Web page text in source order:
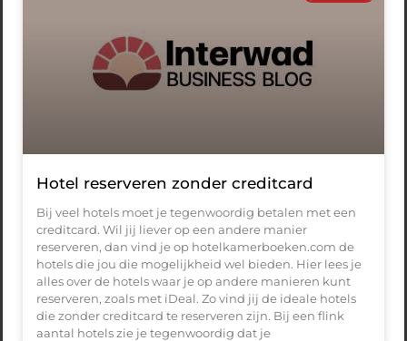
Hotel reserveren zonder creditcard
Bij veel hotels moet je tegenwoordig betalen met een
creditcard. Wil jij liever op een andere manier
reserveren, dan vind je op hotelkamerboeken.com de
hotels die jou die mogelijkheid wel bieden. Hier lees je
alles over de hotels waar je op andere manieren kunt
reserveren, zoals met iDeal. Zo vind jij de ideale hotels
die zonder creditcard te reserveren zijn. Bij een flink
aantal hotels zie je tegenwoordig dat je